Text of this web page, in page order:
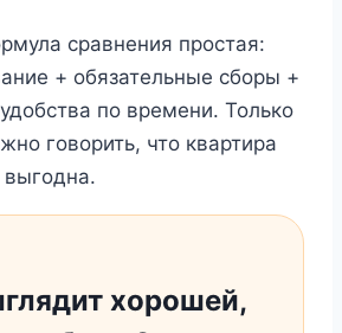
сравнения простая:
+ обязательные сборы +
по времени. Только
говорить, что квартира
выгодна.
хорошей,